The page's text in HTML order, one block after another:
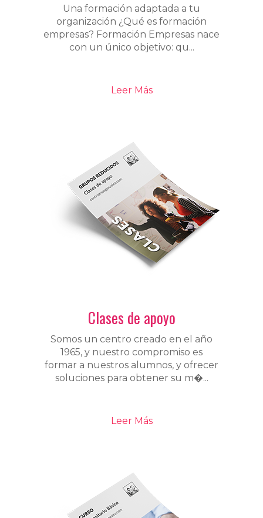
Una formación adaptada a tu
organización ¿Qué es formación
empresas? Formación Empresas nace
con un único objetivo: qu...
Leer Más
Clases de apoyo
Somos un centro creado en el año
1965, y nuestro compromiso es
formar a nuestros alumnos, y ofrecer
soluciones para obtener su m�...
Leer Más